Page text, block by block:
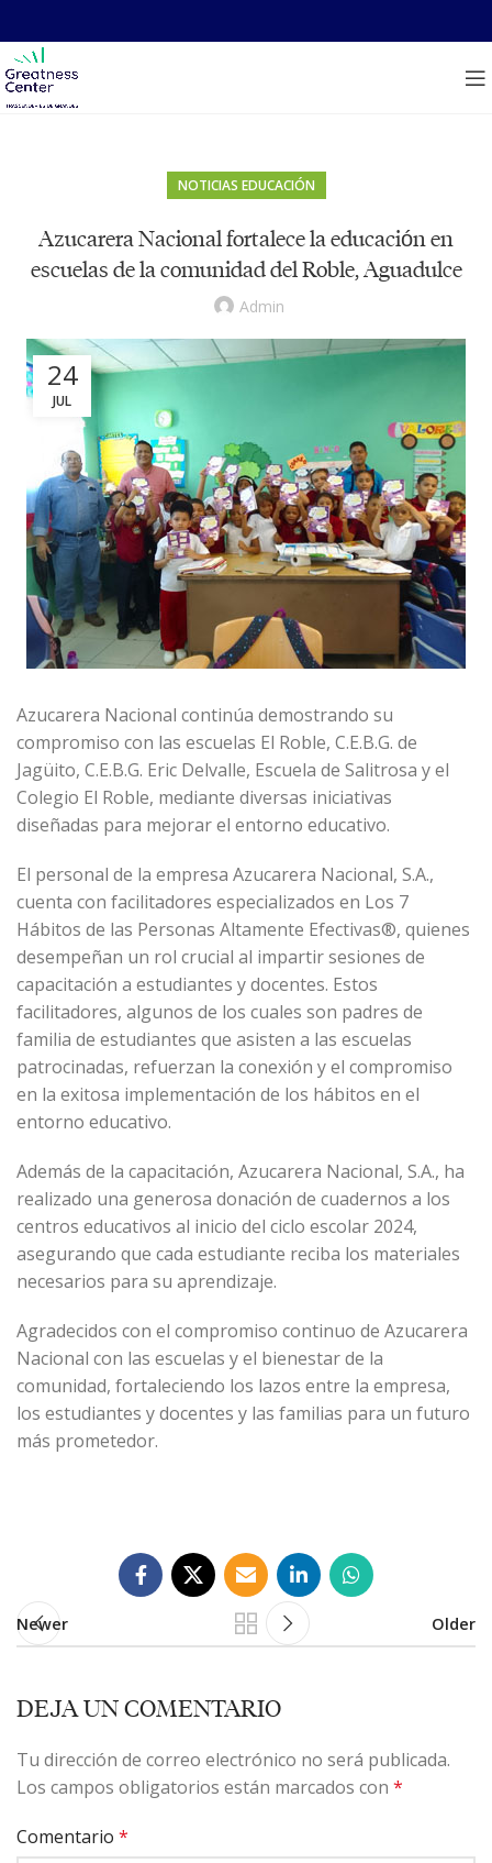
NOTICIAS EDUCACIÓN
Azucarera Nacional fortalece la educación en
escuelas de la comunidad del Roble, Aguadulce
Admin
24
JUL
Azucarera Nacional continúa demostrando su
compromiso con las escuelas El Roble, C.E.B.G. de
Jagüito, C.E.B.G. Eric Delvalle, Escuela de Salitrosa y el
Colegio El Roble, mediante diversas iniciativas
diseñadas para mejorar el entorno educativo.
El personal de la empresa Azucarera Nacional, S.A.,
cuenta con facilitadores especializados en Los 7
Hábitos de las Personas Altamente Efectivas®, quienes
desempeñan un rol crucial al impartir sesiones de
capacitación a estudiantes y docentes. Estos
facilitadores, algunos de los cuales son padres de
familia de estudiantes que asisten a las escuelas
patrocinadas, refuerzan la conexión y el compromiso
en la exitosa implementación de los hábitos en el
entorno educativo.
Además de la capacitación, Azucarera Nacional, S.A., ha
realizado una generosa donación de cuadernos a los
centros educativos al inicio del ciclo escolar 2024,
asegurando que cada estudiante reciba los materiales
necesarios para su aprendizaje.
Agradecidos con el compromiso continuo de Azucarera
Nacional con las escuelas y el bienestar de la
comunidad, fortaleciendo los lazos entre la empresa,
los estudiantes y docentes y las familias para un futuro
más prometedor.
Newer Older
DEJA UN COMENTARIO
Tu dirección de correo electrónico no será publicada.
Los campos obligatorios están marcados con *
Comentario *